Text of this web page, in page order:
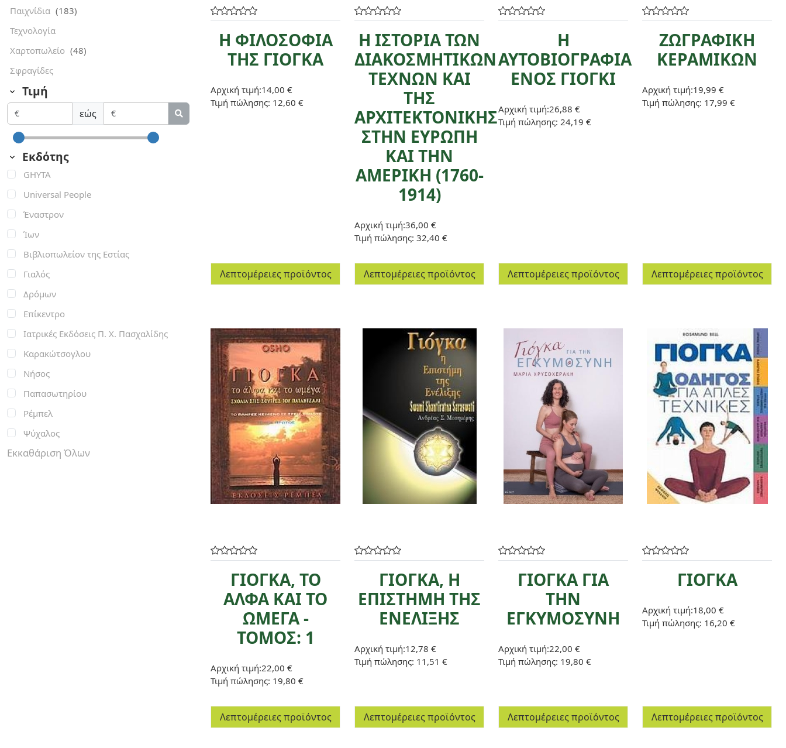
Η ΦΙΛΟΣΟΦΙΑ
ΤΗΣ ΓΙΟΓΚΑ
Αρχική τιμή:14,00 €
Τιμή πώλησης: 12,60 €
Λεπτομέρειες προϊόντος
Η ΙΣΤΟΡΙΑ ΤΩΝ
ΔΙΑΚΟΣΜΗΤΙΚΩΝ
ΤΕΧΝΩΝ ΚΑΙ
ΤΗΣ
ΑΡΧΙΤΕΚΤΟΝΙΚΗΣ
ΣΤΗΝ ΕΥΡΩΠΗ
ΚΑΙ ΤΗΝ
ΑΜΕΡΙΚΗ (1760-
1914)
Αρχική τιμή:36,00 €
Τιμή πώλησης: 32,40 €
Λεπτομέρειες προϊόντος
Η
ΑΥΤΟΒΙΟΓΡΑΦΙΑ
ΕΝΟΣ ΓΙΟΓΚΙ
Αρχική τιμή:26,88 €
Τιμή πώλησης: 24,19 €
Λεπτομέρειες προϊόντος
ΖΩΓΡΑΦΙΚΗ
ΚΕΡΑΜΙΚΩΝ
Αρχική τιμή:19,99 €
Τιμή πώλησης: 17,99 €
Λεπτομέρειες προϊόντος
ΓΙΟΓΚΑ, ΤΟ
ΑΛΦΑ ΚΑΙ ΤΟ
ΩΜΕΓΑ -
ΤΟΜΟΣ: 1
Αρχική τιμή:22,00 €
Τιμή πώλησης: 19,80 €
Λεπτομέρειες προϊόντος
ΓΙΟΓΚΑ, Η
ΕΠΙΣΤΗΜΗ ΤΗΣ
ΕΝΕΛΙΞΗΣ
Αρχική τιμή:12,78 €
Τιμή πώλησης: 11,51 €
Λεπτομέρειες προϊόντος
ΓΙΟΓΚΑ ΓΙΑ
ΤΗΝ
ΕΓΚΥΜΟΣΥΝΗ
Αρχική τιμή:22,00 €
Τιμή πώλησης: 19,80 €
Λεπτομέρειες προϊόντος
ΓΙΟΓΚΑ
Αρχική τιμή:18,00 €
Τιμή πώλησης: 16,20 €
Λεπτομέρειες προϊόντος
Παιχνίδια (183)
Τεχνολογία
Χαρτοπωλείο (48)
Σφραγίδες
Τιμή
εώς
Εκδότης
GHYTA
Universal People
Έναστρον
Ίων
Βιβλιοπωλείον της Εστίας
Γιαλός
Δρόμων
Επίκεντρο
Ιατρικές Εκδόσεις Π. Χ. Πασχαλίδης
Καρακώτσογλου
Νήσος
Παπασωτηρίου
Ρέμπελ
Ψύχαλος
Εκκαθάριση Όλων